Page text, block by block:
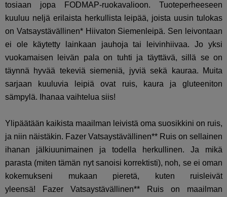
tosiaan jopa FODMAP-ruokavalioon. Tuoteperheeseen
kuuluu neljä erilaista herkullista leipää, joista uusin tulokas
on Vatsaystävällinen* Hiivaton Siemenleipä. Sen leivontaan
ei ole käytetty lainkaan jauhoja tai leivinhiivaa. Jo yksi
vuokamaisen leivän pala on tuhti ja täyttävä, sillä se on
täynnä hyvää tekeviä siemeniä, jyviä sekä kauraa. Muita
sarjaan kuuluvia leipiä ovat ruis, kaura ja gluteeniton
sämpylä. Ihanaa vaihtelua siis!
Ylipäätään kaikista maailman leivistä oma suosikkini on ruis,
ja niin näistäkin. Fazer Vatsaystävällinen** Ruis on sellainen
ihanan jälkiuunimainen ja todella herkullinen. Ja mikä
parasta (miten tämän nyt sanoisi korrektisti), noh, se ei oman
kokemukseni mukaan pieretä, kuten ruisleivät
yleensä! Fazer Vatsaystävällinen** Ruis on maailman